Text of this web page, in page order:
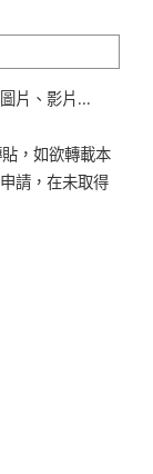
片、影片...
，如欲轉載本
請，在未取得